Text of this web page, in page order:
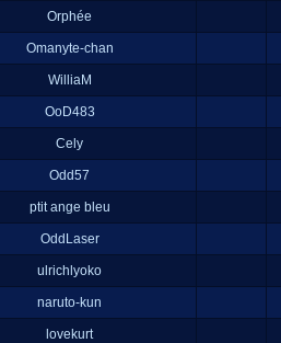
Orphée
Omanyte-chan
WilliaM
OoD483
Cely
Odd57
ptit ange bleu
OddLaser
ulrichlyoko
naruto-kun
lovekurt